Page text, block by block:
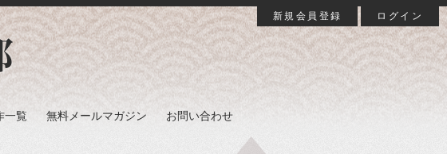
一覧 無料メールマガジン お問い合わせ
新規会員登録 ログイン